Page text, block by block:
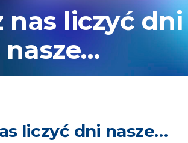
nas liczyć dni
nasze…
liczyć dni nasze…